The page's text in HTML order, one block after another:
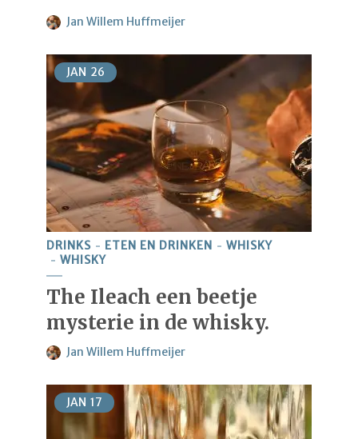
Jan Willem Huffmeijer
JAN 26
DRINKS ETEN EN DRINKEN
WHISKY
WHISKY
The Ileach een beetje
mysterie in de whisky.
Jan Willem Huffmeijer
JAN 17